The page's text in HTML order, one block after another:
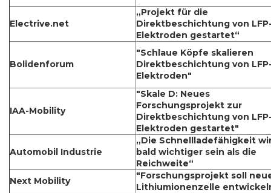
Electrive.net
„Projekt für die
Direktbeschichtung von
Elektroden gestartet“
Bolidenforum
"Schlaue Köpfe skalieren
Direktbeschichtung von
Elektroden"
IAA-Mobility
"Skale D: Neues
Forschungsprojekt zur
Direktbeschichtung von
Elektroden gestartet"
Automobil Industrie
„Die Schnellladefähigkeit
bald wichtiger sein als die
Reichweite“
Next Mobility
"Forschungsprojekt soll
Lithiumionenzelle